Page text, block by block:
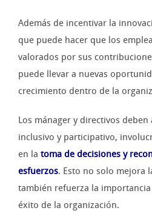
Además de incentivar la
que puede hacer que los
valorados por sus
puede llevar a nuevas
crecimiento dentro de la
Los mánager y directivos
inclusivo y participativo,
en la toma de decisiones y
esfuerzos. Esto no solo mejora
también refuerza la
éxito de la organización.